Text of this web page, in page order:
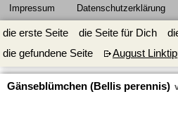
Impressum Datenschutzerklärung
die erste Seite die Seite für Dich
die gefundene Seite
August
Gänseblümchen (Bellis perennis)